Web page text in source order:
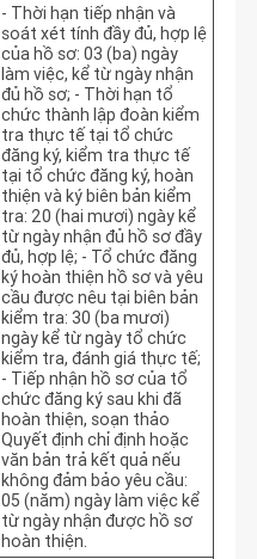
- Thời hạn tiếp nhận và
soát xét tính đầy đủ, hợp lệ
của hồ sơ: 03 (ba) ngày
làm việc, kể từ ngày nhận
đủ hồ sơ; - Thời hạn tổ
chức thành lập đoàn kiểm
tra thực tế tại tổ chức
đăng ký, kiểm tra thực tế
tại tổ chức đăng ký, hoàn
thiện và ký biên bản kiểm
tra: 20 (hai mươi) ngày kể
từ ngày nhận đủ hồ sơ đầy
đủ, hợp lệ; - Tổ chức đăng
ký hoàn thiện hồ sơ và yêu
cầu được nêu tại biên bản
kiểm tra: 30 (ba mươi)
ngày kể từ ngày tổ chức
kiểm tra, đánh giá thực tế;
- Tiếp nhận hồ sơ của tổ
chức đăng ký sau khi đã
hoàn thiện, soạn thảo
Quyết định chỉ định hoặc
văn bản trả kết quả nếu
không đảm bảo yêu cầu:
05 (năm) ngày làm việc kể
từ ngày nhận được hồ sơ
hoàn thiện.